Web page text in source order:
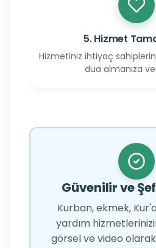
5. Hizmet
Hizmetiniz ihtiyaç
dua almanıza
Güvenilir ve
Kurban, ekmek,
yardım
görsel ve video